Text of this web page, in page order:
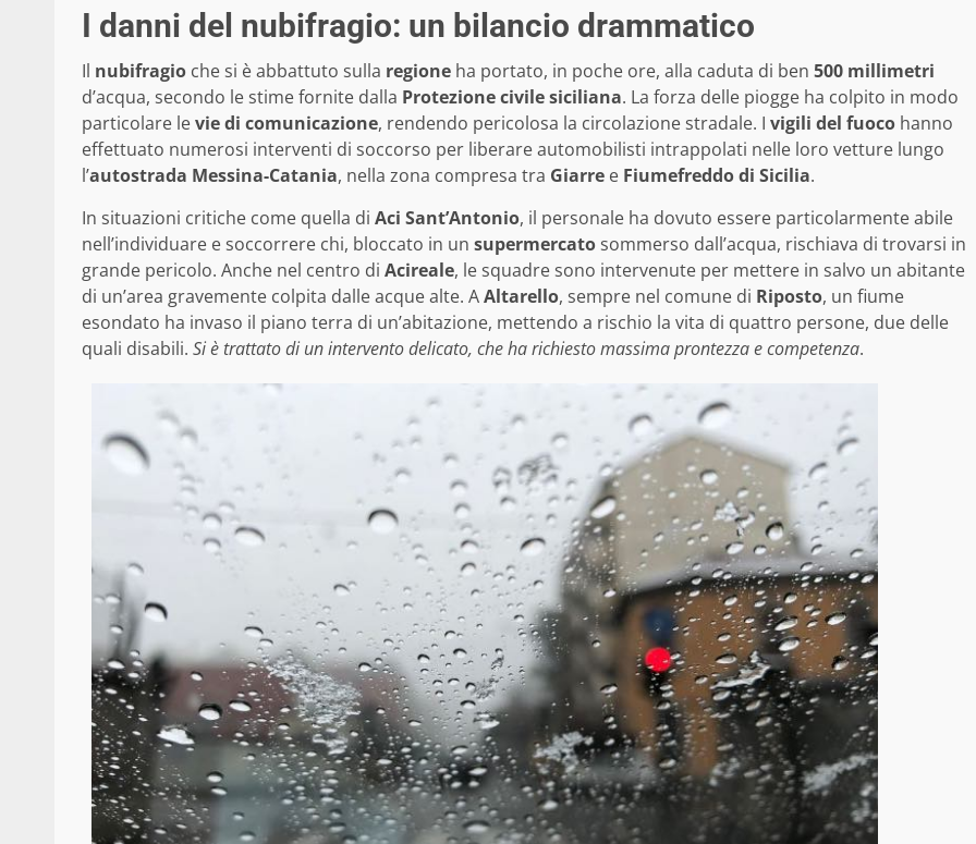
I danni del nubifragio: un bilancio drammatico
Il nubifragio che si è abbattuto sulla regione ha portato, in poche ore, alla caduta di ben 500 millimetri
d’acqua, secondo le stime fornite dalla Protezione civile siciliana. La forza delle piogge ha colpito in modo
particolare levie di comunicazione, rendendo pericolosa la circolazione stradale. I vigili del fuoco hanno
effettuato numerosi interventi di soccorso per liberare automobilisti intrappolati nelle loro vetture lungo
l’autostrada Messina-Catania, nella zona compresa tra Giarre e Fiumefreddo di Sicilia.
In situazioni critiche come quella di Aci Sant’Antonio, il personale ha dovuto essere particolarmente abile
nell’individuare e soccorrere chi, bloccato in un supermercatosommerso dall’acqua, rischiava di trovarsi in
grande pericolo. Anche nel centro di Acireale, le squadre sono intervenute per mettere in salvo un abitante
di un’area gravemente colpita dalle acque alte. AAltarello, sempre nel comune di Riposto, un fiume
esondato ha invaso il piano terra di un’abitazione, mettendo a rischio la vita di quattro persone, due delle
quali disabili. Si è trattato di un intervento delicato, che ha richiesto massima prontezza e competenza.